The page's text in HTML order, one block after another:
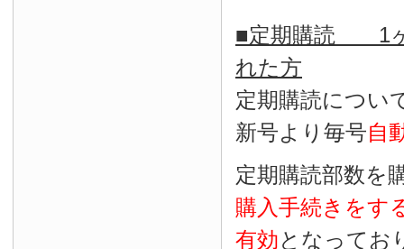
■定期購読 1ヶ
れた方
定期購読につい
新号より毎号自
定期購読部数を
購入手続きをす
有効となってお